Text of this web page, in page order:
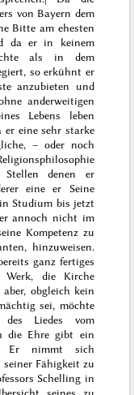
von Bayern dem
Bitte am ehesten
da er in keinem
als in dem
so erkühnt er
anzubieten und
anderweitigen
Lebens leben
er eine sehr starke
– oder noch
Stellen denen er
eine er Seine
Studium bis jetzt
annoch nicht im
Kompetenz zu
hinzuweisen.
ganz fertiges
Werk, die Kirche
obgleich kein
sei, möchte
des Liedes vom
die Ehre gibt ein
Er nimmt sich
Fähigkeit zu
Schelling in